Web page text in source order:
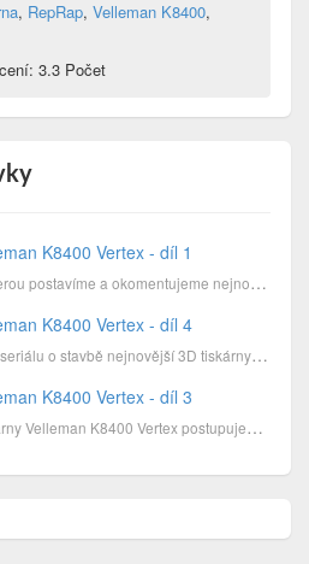
, RepRap, Velleman K8400,
3.3 Počet
K8400 Vertex - díl 1
Slíbil jsem vám, že před kamerou postavíme a okomentujeme nejnovější 3D tiskárnu od Vellemana, model...
K8400 Vertex - díl 4
V dnešním čtvrtém dílu video seriálu o stavbě nejnovější 3D tiskárny Velleman K8400 Vertex sestavíme...
K8400 Vertex - díl 3
Při stavbě nejnovější 3D tiskárny Velleman K8400 Vertex postupujeme mílovými kroky k cíli.